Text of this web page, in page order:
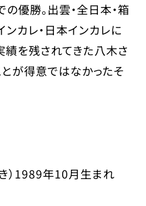
優勝。出雲・全日本・箱
ンカレ・日本インカレに
績を残されてきた八木さ
が得意ではなかったそ
）1989年10月生まれ